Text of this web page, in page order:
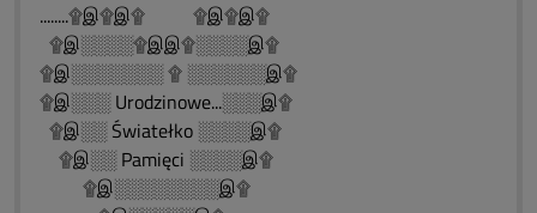
........۩இ۩இ۩ ۩இ۩இ۩
۩இ░░░░۩இஇ۩░░░░இ۩
۩இ░░░░░░░ ۩ ░░░░░░இ۩
۩இ░░░ Urodzinowe...░░░இ۩
۩இ░░ Światełko ░░░░இ۩
۩இ░░ Pamięci ░░░░இ۩
۩இ░░░░░░░░இ۩